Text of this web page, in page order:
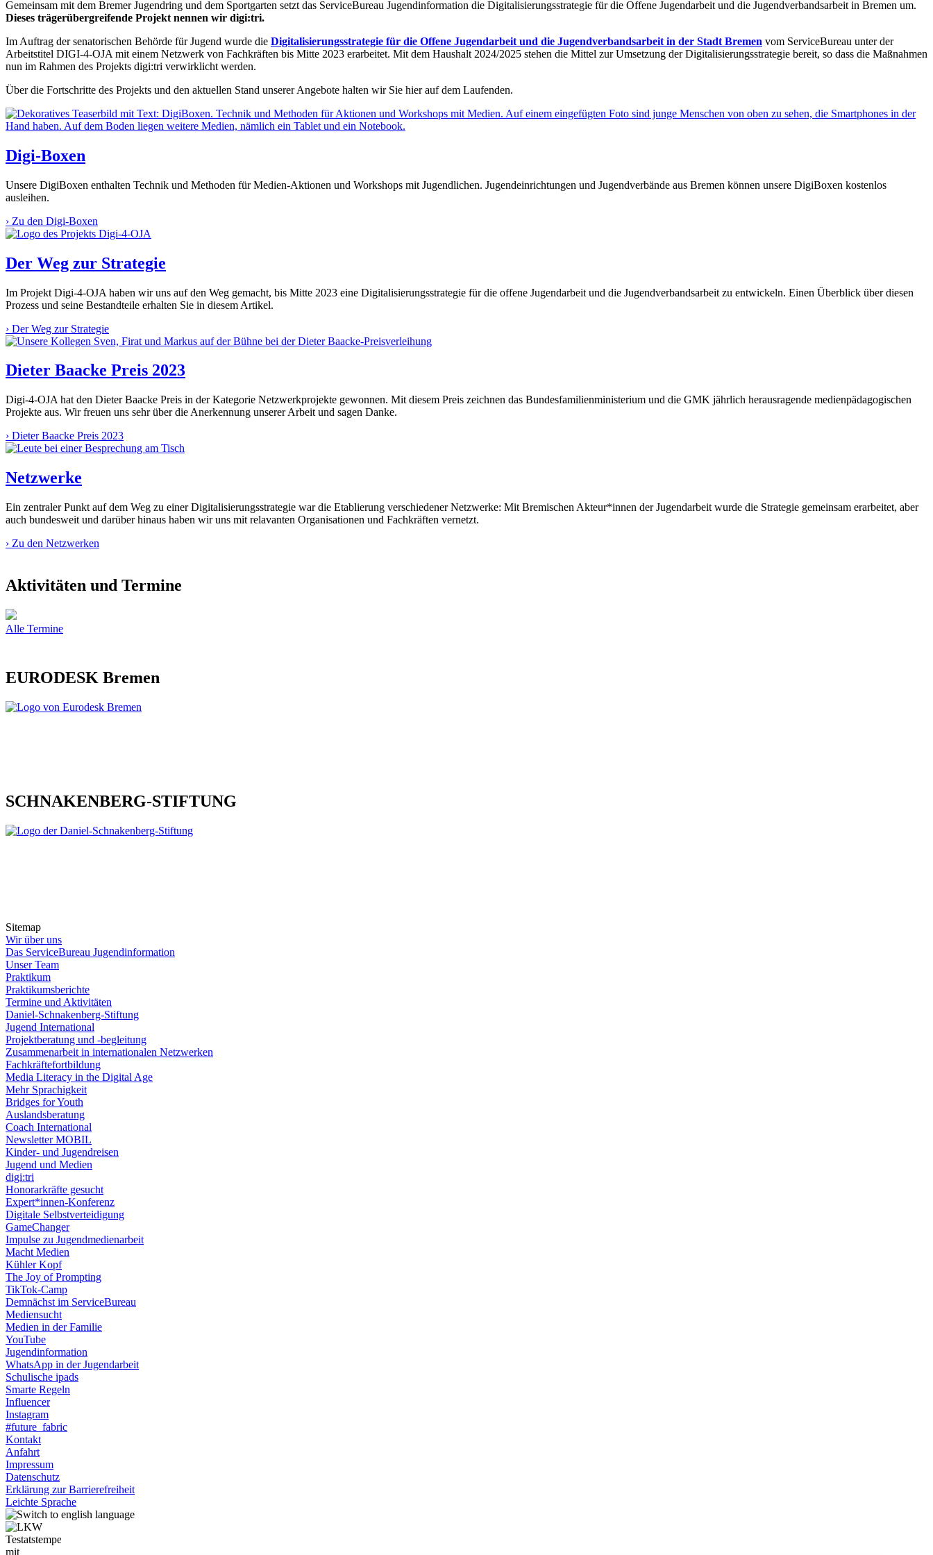
Gemeinsam mit dem Bremer Jugendring und dem Sportgarten setzt das ServiceBureau Jugendinformation die Digitalisierungsstrategie für die Offene Jugendarbeit und die Jugendverbandsarbeit in Bremen um.
Dieses trägerübergreifende Projekt nennen wir digi:tri.
Im Auftrag der senatorischen Behörde für Jugend wurde die Digitalisierungsstrategie für die Offene Jugendarbeit und die Jugendverbandsarbeit in der Stadt Bremen vom ServiceBureau unter der
Arbeitstitel DIGI-4-OJA mit einem Netzwerk von Fachkräften bis Mitte 2023 erarbeitet. Mit dem Haushalt 2024/2025 stehen die Mittel zur Umsetzung der Digitalisierungsstrategie bereit, so dass die Maßnahmen
nun im Rahmen des Projekts digi:tri verwirklicht werden.
Über die Fortschritte des Projekts und den aktuellen Stand unserer Angebote halten wir Sie hier auf dem Laufenden.
Digi-Boxen
Unsere DigiBoxen enthalten Technik und Methoden für Medien-Aktionen und Workshops mit Jugendlichen. Jugendeinrichtungen und Jugendverbände aus Bremen können unsere DigiBoxen kostenlos
ausleihen.
› Zu den Digi-Boxen
Der Weg zur Strategie
Im Projekt Digi-4-OJA haben wir uns auf den Weg gemacht, bis Mitte 2023 eine Digitalisierungsstrategie für die offene Jugendarbeit und die Jugendverbandsarbeit zu entwickeln. Einen Überblick über diesen
Prozess und seine Bestandteile erhalten Sie in diesem Artikel.
› Der Weg zur Strategie
Dieter Baacke Preis 2023
Digi-4-OJA hat den Dieter Baacke Preis in der Kategorie Netzwerkprojekte gewonnen. Mit diesem Preis zeichnen das Bundesfamilienministerium und die GMK jährlich herausragende medienpädagogischen
Projekte aus. Wir freuen uns sehr über die Anerkennung unserer Arbeit und sagen Danke.
› Dieter Baacke Preis 2023
Netzwerke
Ein zentraler Punkt auf dem Weg zu einer Digitalisierungsstrategie war die Etablierung verschiedener Netzwerke: Mit Bremischen Akteur*innen der Jugendarbeit wurde die Strategie gemeinsam erarbeitet, aber
auch bundesweit und darüber hinaus haben wir uns mit relavanten Organisationen und Fachkräften vernetzt.
› Zu den Netzwerken
Aktivitäten und Termine
Alle Termine
EURODESK Bremen
SCHNAKENBERG-STIFTUNG
Sitemap
Wir über uns
Das ServiceBureau Jugendinformation
Unser Team
Praktikum
Praktikumsberichte
Termine und Aktivitäten
Daniel-Schnakenberg-Stiftung
Jugend International
Projektberatung und -begleitung
Zusammenarbeit in internationalen Netzwerken
Fachkräftefortbildung
Media Literacy in the Digital Age
Mehr Sprachigkeit
Bridges for Youth
Auslandsberatung
Coach International
Newsletter MOBIL
Kinder- und Jugendreisen
Jugend und Medien
digi:tri
Honorarkräfte gesucht
Expert*innen-Konferenz
Digitale Selbstverteidigung
GameChanger
Impulse zu Jugendmedienarbeit
Macht Medien
Kühler Kopf
The Joy of Prompting
TikTok-Camp
Demnächst im ServiceBureau
Mediensucht
Medien in der Familie
YouTube
Jugendinformation
WhatsApp in der Jugendarbeit
Schulische ipads
Smarte Regeln
Influencer
Instagram
#future_fabric
Kontakt
Anfahrt
Impressum
Datenschutz
Erklärung zur Barrierefreiheit
Leichte Sprache